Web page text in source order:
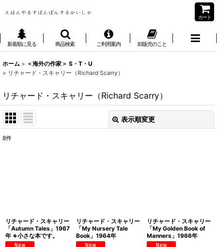
カート
新着順に見る 商品検索 ご利用案内 卸販売のこと
ホーム > ＜海外の作家＞ S・T・U
> リチャード・スキャリー（Richard Scarry）
リチャード・スキャリー（Richard Scarry）
表示順変更
8件
リチャード・スキャリー
「Autumn Tales」1967
年 ※小さな本です。
リチャード・スキャリー
「My Nursery Tale
Book」1964年
リチャード・スキャリー
「My Golden Book of
Manners」1966年